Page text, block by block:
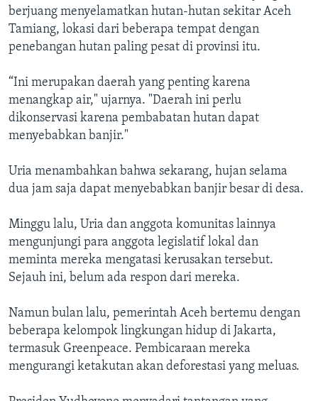
berjuang menyelamatkan hutan-hutan sekitar Aceh
Tamiang, lokasi dari beberapa tempat dengan
penebangan hutan paling pesat di provinsi itu.
“Ini merupakan daerah yang penting karena
menangkap air," ujarnya. "Daerah ini perlu
dikonservasi karena pembabatan hutan dapat
menyebabkan banjir."
Uria menambahkan bahwa sekarang, hujan selama
dua jam saja dapat menyebabkan banjir besar di desa.
Minggu lalu, Uria dan anggota komunitas lainnya
mengunjungi para anggota legislatif lokal dan
meminta mereka mengatasi kerusakan tersebut.
Sejauh ini, belum ada respon dari mereka.
Namun bulan lalu, pemerintah Aceh bertemu dengan
beberapa kelompok lingkungan hidup di Jakarta,
termasuk Greenpeace. Pembicaraan mereka
mengurangi ketakutan akan deforestasi yang meluas.